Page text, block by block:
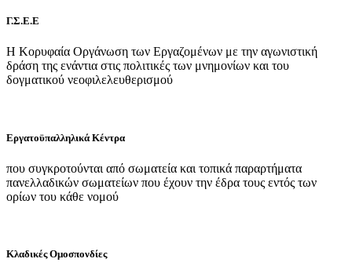
Γ.Σ.Ε.Ε
Η Κορυφαία Οργάνωση των Εργαζομένων με την αγωνιστική
δράση της ενάντια στις πολιτικές των μνημονίων και του
δογματικού νεοφιλελευθερισμού
Εργατοϋπαλληλικά Κέντρα
που συγκροτούνται από σωματεία και τοπικά παραρτήματα
πανελλαδικών σωματείων που έχουν την έδρα τους εντός των
ορίων του κάθε νομού
Κλαδικές Ομοσπονδίες